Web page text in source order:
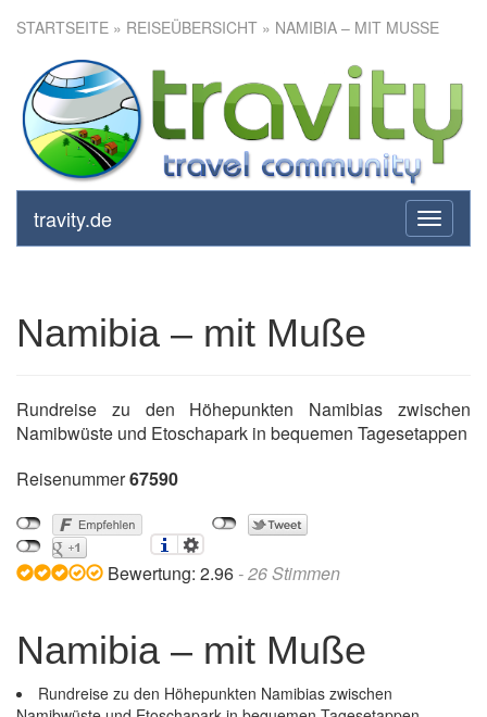
STARTSEITE » REISEÜBERSICHT » NAMIBIA – MIT MUSSE
toggle
travity.de
Namibia – mit Muße
Namibia – mit Muße
Rundreise zu den Höhepunkten Namibias zwischen
Namibwüste und Etoschapark in bequemen Tagesetappen
Reisenummer67590
Bewertung: 2.96 -26Stimmen
Namibia – mit Muße
Rundreise zu den Höhepunkten Namibias zwischen